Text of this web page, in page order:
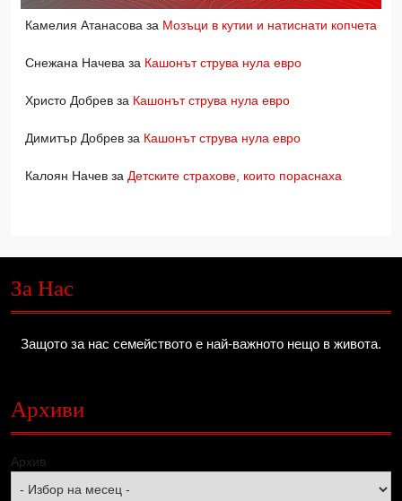
Камелия Атанасова за Мозъци в кутии и натиснати копчета
Снежана Начева за Кашонът струва нула евро
Христо Добрев за Кашонът струва нула евро
Димитър Добрев за Кашонът струва нула евро
Калоян Начев за Детските страхове, които пораснаха
За Нас
Защото за нас семейството е най-важното нещо в живота.
Архиви
Архив